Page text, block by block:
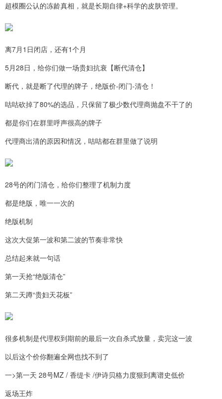
超模圈公认的冻龄真相，就是长期自律+科学的皮肤管理。
离7月1日闭店，还有1个月
5月28日，给你们做一场贵妇抗衰【断代清仓】
断代，就是断了代理的牌子，绝版价-闭门-清仓！
咕咕砍掉了80%的选品，只保留了极少数代理商抛盘不干了的
都是你们在群里呼声很高的牌子
代理商出清的原因和情况，咕咕都在群里做了说明
28号的闭门清仓，给你们整理了机制力度
都是绝版，唯一一次的
绝版机制
这次大促第一波和第二波的节奏非常快
总结起来就一句话
第一天抢“绝版清仓”
第二天蹲“贵妇天花板”
很多机制是代理权到期前的最后一次自杀式放量，卖完这一波
以后这个价你翻遍全网也找不到了
一>第一天 28号MZ / 香缇卡 /伊诗贝格力度狠到离谱史低价
返场王炸